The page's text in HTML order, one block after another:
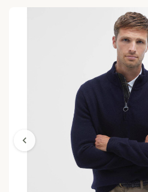
chevron_left